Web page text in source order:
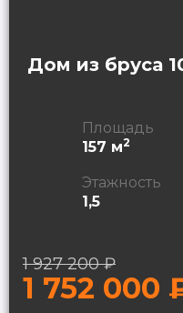
Дом из бруса
Площадь
157 м2
Этажность
1,5
1 927 200 ₽
1 752 000